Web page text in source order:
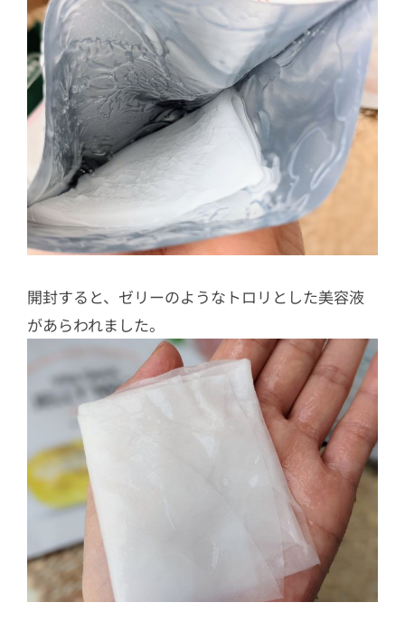
開封すると、ゼリーのようなトロリとした美容液
があらわれました。